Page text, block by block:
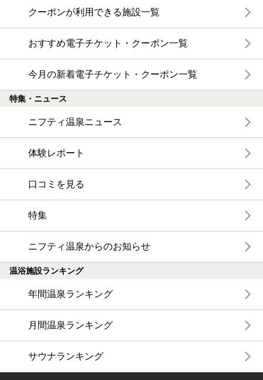
クーポンが利用できる施設一覧
おすすめ電子チケット・クーポン一覧
今月の新着電子チケット・クーポン一覧
特集・ニュース
ニフティ温泉ニュース
体験レポート
口コミを見る
特集
ニフティ温泉からのお知らせ
温浴施設ランキング
年間温泉ランキング
月間温泉ランキング
サウナランキング